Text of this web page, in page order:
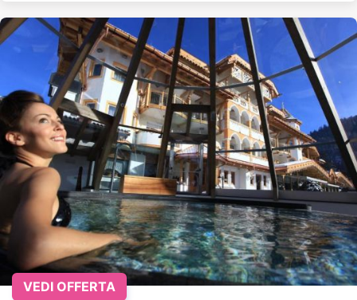
VEDI OFFERTA